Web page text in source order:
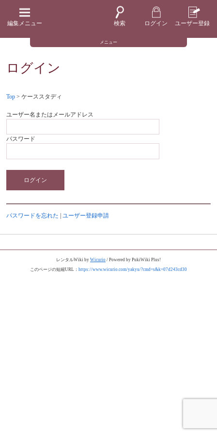
編集メニュー 検索 ログイン ユーザー登録
メニュー
ログイン
Top > ケーススタディ
ユーザー名またはメールアドレス
パスワード
ログイン
パスワードを忘れた |ユーザー登録申請
レンタルWiki by Wicurio/ Powered by PukiWiki Plus!
このページの短縮URL： https://www.wicurio.com/yakyu/?cmd=s&k=07d243cd30